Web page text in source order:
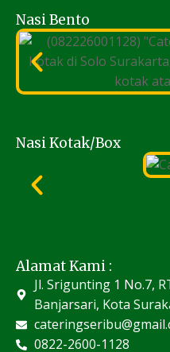
Nasi Bento
Nasi Kotak/Box
Alamat Kami :
Jl. Srigunting 1 No.7,
Banjarsari, Kota
0822-2600-1128